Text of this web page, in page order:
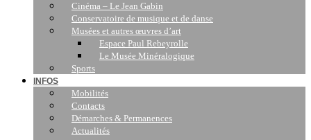
Cinéma – Le Jean Gabin
Conservatoire de musique et de danse
Musées et autres œuvres d’art
Espace Paul Rebeyrolle
Le Musée Minéralogique
Sports
INFOS
Mobilités
Contacts
Démarches & Permanences
Actualités